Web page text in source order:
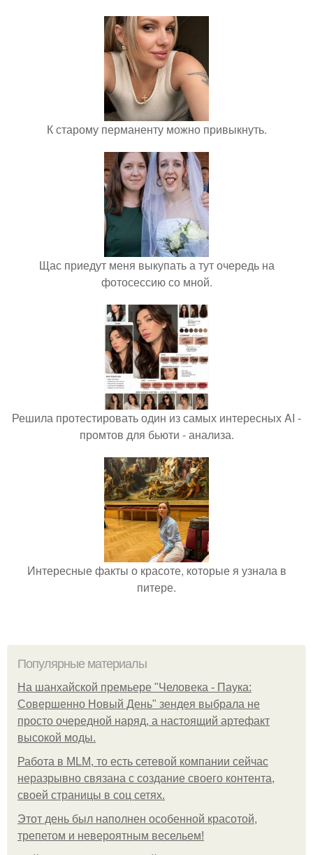
К старому перманенту можно привыкнуть.
Щас приедут меня выкупать а тут очередь на
фотосессию со мной.
Решила протестировать один из самых интересных AI -
промтов для бьюти - анализа.
Интересные факты о красоте, которые я узнала в
питере.
Популярные материалы
На шанхайской премьере "Человека - Паука:
Совершенно Новый День" зендея выбрала не
просто очередной наряд, а настоящий артефакт
высокой моды.
Работа в MLM, то есть сетевой компании сейчас
неразрывно связана с создание своего контента,
своей страницы в соц сетях.
Этот день был наполнен особенной красотой,
трепетом и невероятным весельем!